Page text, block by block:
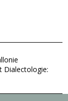
Dialectologie: